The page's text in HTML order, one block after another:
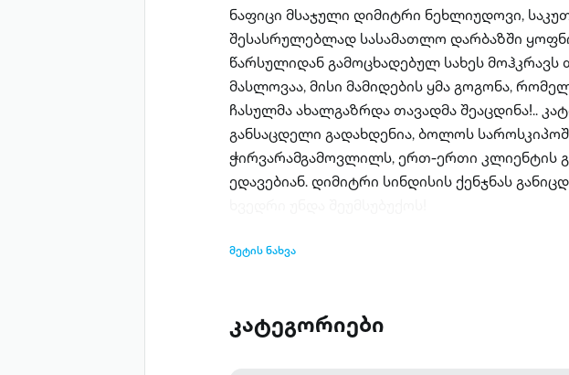
ნაფიცი მსაჯული დიმიტრი ნეხლიუდოვი,
შესასრულებლად სასამათლო დარბაზში
წარსულიდან გამოცხადებულ სახეს მოჰკრავს
მასლოვაა, მისი მამიდების ყმა გოგონა,
ჩასულმა ახალგაზრდა თავადმა შეაცდინა!..
განსაცდელი გადახდენია, ბოლოს
ჭირვარამგამოვლილს, ერთ-ერთი კლიენტის
ედავებიან. დიმიტრი სინდისის ქენჯნას
მეტის ნახვა
კატეგორიები